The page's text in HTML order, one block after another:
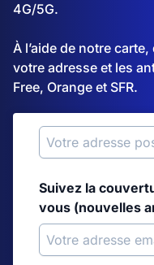
4G/5G.
À l’aide de notre
votre adresse et les
Free, Orange et SFR.
Suivez la
vous (nouvelles